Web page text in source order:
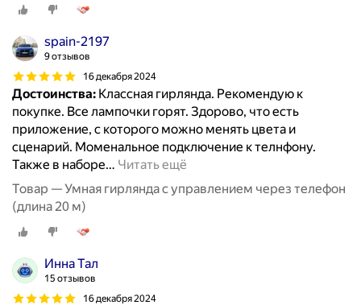
spain-2197
9 отзывов
16 декабря 2024
Достоинства: Классная гирлянда. Рекомендую к
покупке. Все лампочки горят. Здорово, что есть
приложение, с которого можно менять цвета и
сценарий. Моменальное подключение к телнфону.
Также в наборе… Читать ещё
Товар — Умная гирлянда с управлением через телефон
(длина 20 м)
Инна Тал
15 отзывов
16 декабря 2024